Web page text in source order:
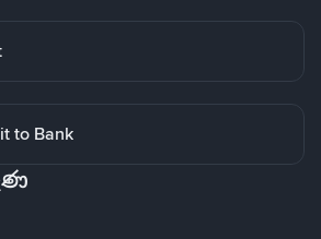
to Bank